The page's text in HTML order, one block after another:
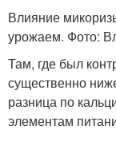
Влияние
урожаем. Фото:
Там, где был
существенно
разница по
элементам